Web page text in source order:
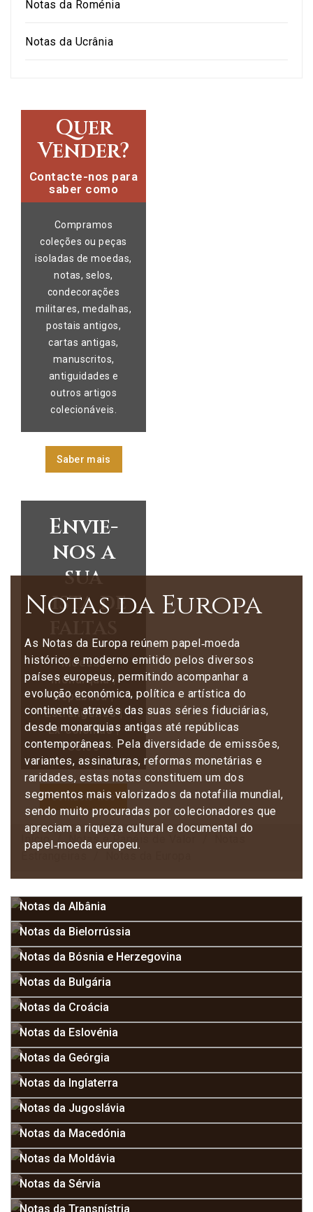
Notas da Roménia
Notas da Ucrânia
Quer
Vender?
Contacte-nos para
saber como
Compramos
coleções ou peças
isoladas de moedas,
notas, selos,
condecorações
militares, medalhas,
postais antigos,
cartas antigas,
manuscritos,
antiguidades e
outros artigos
colecionáveis.
Saber mais
Envie-
nos a
sua
lista de
Moedas
monarquia |
República |
Estrangeiras |
Ex-colónias |
Selos
Contacte-nos
Início Notas e Papéis de Valor
Notas da Europa
As Notas da Europa reúnem papel‑moeda
histórico e moderno emitido pelos diversos
países europeus, permitindo acompanhar a
evolução económica, política e artística do
continente através das suas séries fiduciárias,
desde monarquias antigas até repúblicas
contemporâneas. Pela diversidade de emissões,
variantes, assinaturas, reformas monetárias e
raridades, estas notas constituem um dos
segmentos mais valorizados da notafilia mundial,
sendo muito procuradas por colecionadores que
apreciam a riqueza cultural e documental do
papel‑moeda europeu.
Notas da Albânia
Notas da Bielorrússia
Notas da Bósnia e Herzegovina
Notas da Bulgária
Notas da Croácia
Notas da Eslovénia
Notas da Geórgia
Notas da Inglaterra
Notas da Jugoslávia
Notas da Macedónia
Notas da Moldávia
Notas da Sérvia
Notas da Transnístria